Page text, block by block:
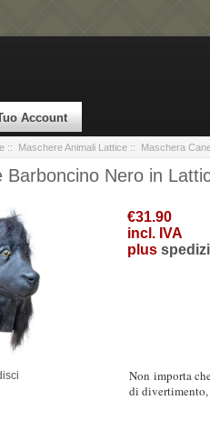
Account
:: Maschere Animali Lattice:: Maschera
Barboncino Nero in
€31.90
incl. IVA
plus
Non importa
di